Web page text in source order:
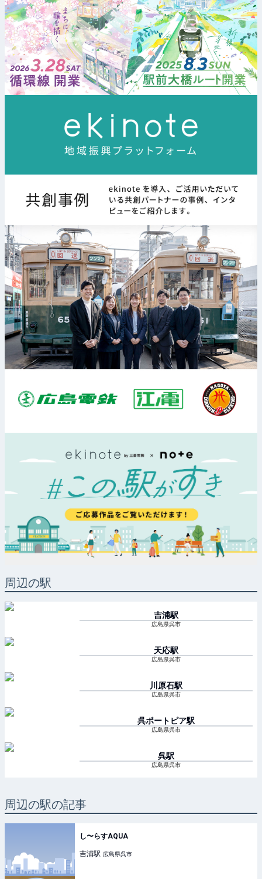
周辺の駅
吉浦駅
広島県呉市
天応駅
広島県呉市
川原石駅
広島県呉市
呉ポートピア駅
広島県呉市
呉駅
広島県呉市
周辺の駅の記事
し〜らすAQUA
吉浦駅 広島県呉市